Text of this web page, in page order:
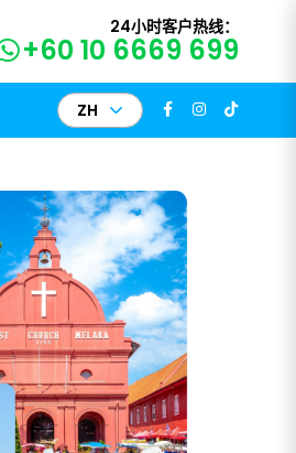
24小时客户热线：
+60 10 6669 699
ZH